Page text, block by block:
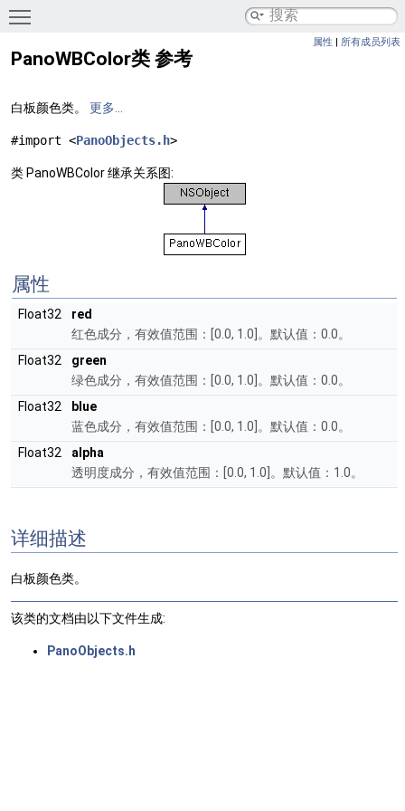
属性 | 所有成员列表
PanoWBColor类 参考
白板颜色类。 更多...
#import <PanoObjects.h>
类 PanoWBColor 继承关系图:
属性
Float32
red
红色成分，有效值范围：[0.0, 1.0]。默认值：0.0。
Float32
green
绿色成分，有效值范围：[0.0, 1.0]。默认值：0.0。
Float32
blue
蓝色成分，有效值范围：[0.0, 1.0]。默认值：0.0。
Float32
alpha
透明度成分，有效值范围：[0.0, 1.0]。默认值：1.0。
详细描述
白板颜色类。
该类的文档由以下文件生成:
PanoObjects.h